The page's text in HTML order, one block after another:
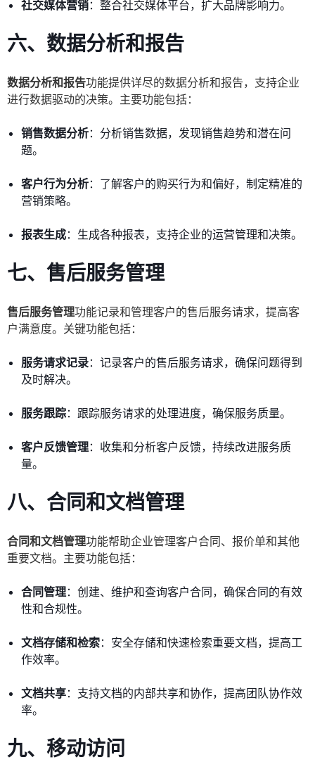
社交媒体营销：整合社交媒体平台，扩大品牌影响力。
六、数据分析和报告
数据分析和报告功能提供详尽的数据分析和报告，支持企业
进行数据驱动的决策。主要功能包括：
销售数据分析：分析销售数据，发现销售趋势和潜在问
题。
客户行为分析：了解客户的购买行为和偏好，制定精准的
营销策略。
报表生成：生成各种报表，支持企业的运营管理和决策。
七、售后服务管理
售后服务管理功能记录和管理客户的售后服务请求，提高客
户满意度。关键功能包括：
服务请求记录：记录客户的售后服务请求，确保问题得到
及时解决。
服务跟踪：跟踪服务请求的处理进度，确保服务质量。
客户反馈管理：收集和分析客户反馈，持续改进服务质
量。
八、合同和文档管理
合同和文档管理功能帮助企业管理客户合同、报价单和其他
重要文档。主要功能包括：
合同管理：创建、维护和查询客户合同，确保合同的有效
性和合规性。
文档存储和检索：安全存储和快速检索重要文档，提高工
作效率。
文档共享：支持文档的内部共享和协作，提高团队协作效
率。
九、移动访问